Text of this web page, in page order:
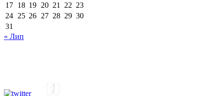
17 18 19 20 21 22 23
24 25 26 27 28 29 30
31
« Лип